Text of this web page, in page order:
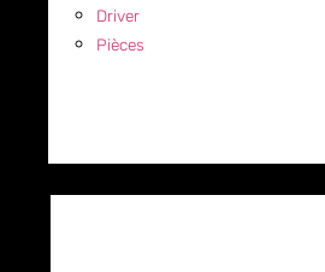
Driver
Pièces